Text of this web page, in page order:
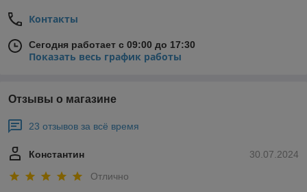
Контакты
Сегодня работает с 09:00 до 17:30
Показать весь график работы
Отзывы о магазине
23 отзывов за всё время
30.07.2024
Константин
Отлично